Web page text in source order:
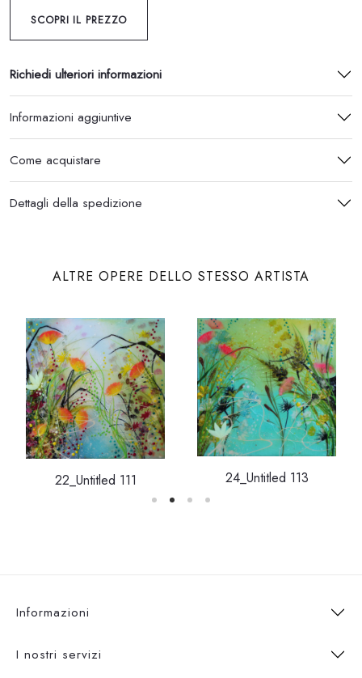
SCOPRI IL PREZZO
Richiedi ulteriori informazioni
Informazioni aggiuntive
Come acquistare
Dettagli della spedizione
ALTRE OPERE DELLO STESSO ARTISTA
22_Untitled 111 24_Untitled 113
Informazioni
I nostri servizi